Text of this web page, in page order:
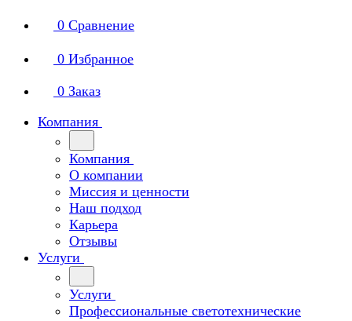
0 Сравнение
0 Избранное
0 Заказ
Компания
Компания
О компании
Миссия и ценности
Наш подход
Карьера
Отзывы
Услуги
Услуги
Профессиональные светотехнические